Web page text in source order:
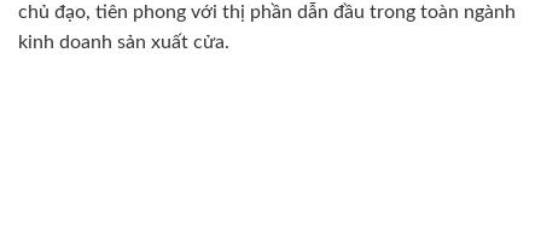
chủ đạo, tiên phong với thị phần dẫn đầu trong toàn ngành
kinh doanh sản xuất cửa.